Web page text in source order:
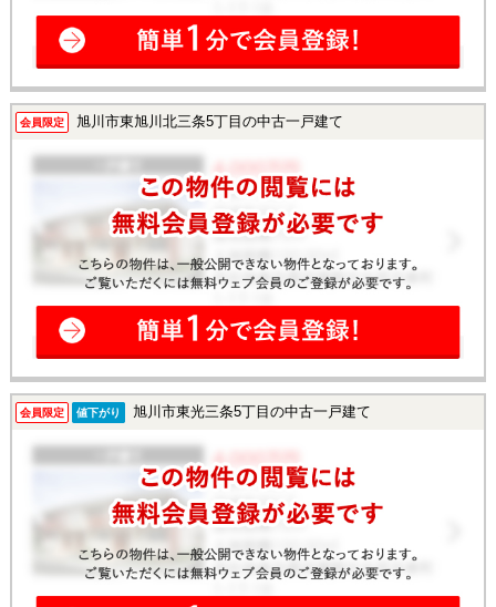
会員限定 旭川市東旭川北三条5丁目の中古一戸建て
会員限定 値下がり 旭川市東光三条5丁目の中古一戸建て